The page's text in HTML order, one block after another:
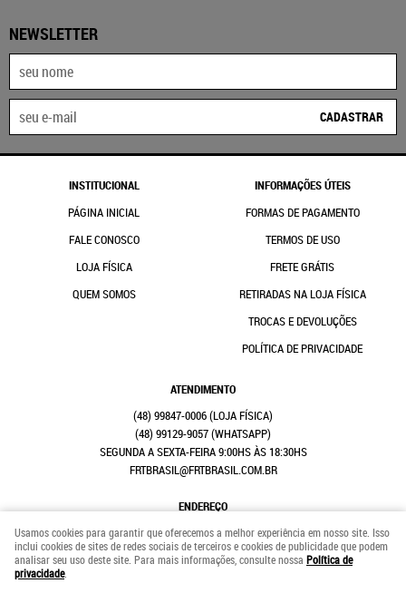
NEWSLETTER
CADASTRAR
INSTITUCIONAL
PÁGINA INICIAL
FALE CONOSCO
LOJA FÍSICA
QUEM SOMOS
INFORMAÇÕES ÚTEIS
FORMAS DE PAGAMENTO
TERMOS DE USO
FRETE GRÁTIS
RETIRADAS NA LOJA FÍSICA
TROCAS E DEVOLUÇÕES
POLÍTICA DE PRIVACIDADE
ATENDIMENTO
(48) 99847-0006
(48) 99129-9057(WHATSAPP)
SEGUNDA A SEXTA-FEIRA 9:00HS ÀS 18:30HS
FRTBRASIL@FRTBRASIL.COM.BR
ENDEREÇO
RUA GENERAL EURICO GASPAR DUTRA, 708-ESTREITO, FLORIANÓPOLIS-SC
CEP: 88075-100
FRT BRASIL COMERCIO E CONFECÇÕES LTDA
Usamos cookies para garantir que oferecemos a melhor experiência em nosso site. Isso
inclui cookies de sites de redes sociais de terceiros e cookies de publicidade que podem
analisar seu uso deste site. Para mais informações, consulte nossa Política de
privacidade.